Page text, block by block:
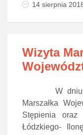
14 sierpnia
Wizyta
W dniu 13
Marszałka
Stępienia oraz
Łódzkiego-